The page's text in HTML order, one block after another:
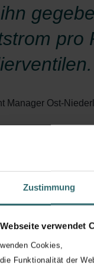
Zustimmung
verwendet
Cookies,
Funktionalität der
pro
Manager Ost-